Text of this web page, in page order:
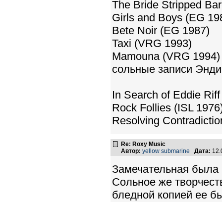
The Bride Stripped
Girls and Boys (EG
Bete Noir (EG 1987)
Taxi (VRG 1993)
Mamouna (VRG 1994)
сольные записи
In Search of Eddie
Rock Follies (ISL
Resolving
Re: Roxy Music
Автор: yellow submarine Дата:
Замечательная была
Сольное же
бледной копией ее